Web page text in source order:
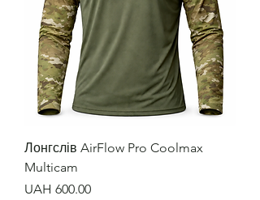
Лонгслів AirFlow Pro Coolmax
Multicam
Price
UAH 600.00